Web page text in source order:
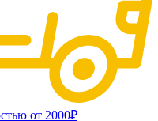
от 2000₽